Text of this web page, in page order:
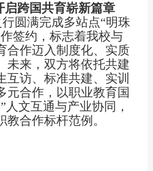
启跨国共育崭新篇章
圆满完成多站点“明珠
签约，标志着我校与
合作迈入制度化、实质
未来，双方将依托共建
互访、标准共建、实训
元合作，以职业教育国
人文互通与产业协同，
合作标杆范例。